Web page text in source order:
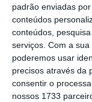
padrão enviadas
conteúdos
conteúdos,
serviços. Com a
poderemos usar
precisos através da
consentir o
nossos 1733
de abril de
ano.
“Esse é o
que, como o
a trabalhar